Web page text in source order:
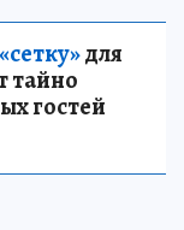
для
тайно
гостей